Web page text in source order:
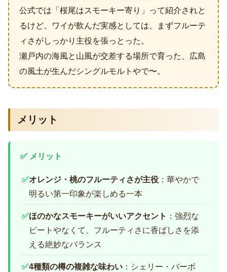
公式では「桜尾はスモーキー寄り」って紹介されと
るけど、ワイが飲んだ実感としては、まずフルーテ
ィさがしっかり主役を張っとった。
瀬戸内の海風と山風が交差する場所で育った、広島
の風土が生んだシングルモルトやで〜。
メリット
✅ メリット
✅オレンジ・桃のフルーティさが主役 ：華やかで
明るい第一印象が楽しめる一本
✅ほのかなスモーキーがいいアクセント ：強烈な
ピートやなくて、フルーティさに香ばしさを添
える絶妙なバランス
✅4種類の樽の複雑な味わい ：シェリー・バーボ